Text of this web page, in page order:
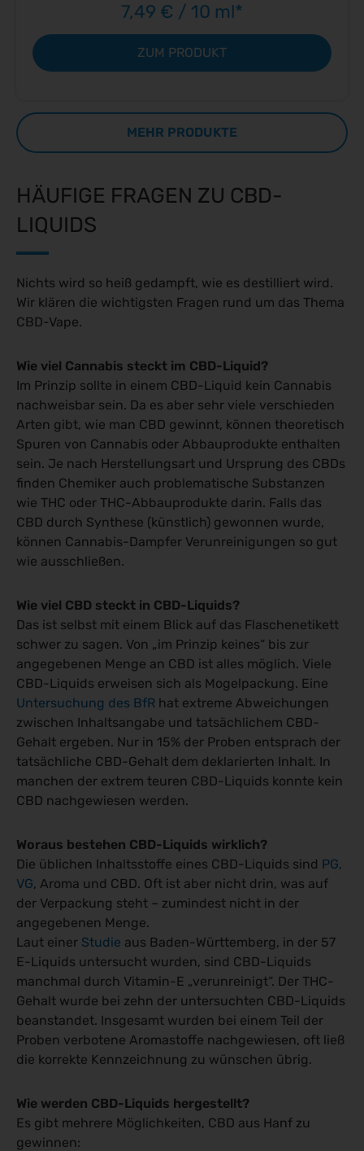
7,49 € / 10 ml*
ZUM PRODUKT
MEHR PRODUKTE
HÄUFIGE FRAGEN ZU CBD-
LIQUIDS
Nichts wird so heiß gedampft, wie es destilliert wird.
Wir klären die wichtigsten Fragen rund um das Thema
CBD-Vape.
Wie viel Cannabis steckt im CBD-Liquid?
Im Prinzip sollte in einem CBD-Liquid kein Cannabis
nachweisbar sein. Da es aber sehr viele verschieden
Arten gibt, wie man CBD gewinnt, können theoretisch
Spuren von Cannabis oder Abbauprodukte enthalten
sein. Je nach Herstellungsart und Ursprung des CBDs
finden Chemiker auch problematische Substanzen
wie THC oder THC-Abbauprodukte darin. Falls das
CBD durch Synthese (künstlich) gewonnen wurde,
können Cannabis-Dampfer Verunreinigungen so gut
wie ausschließen.
Wie viel CBD steckt in CBD-Liquids?
Das ist selbst mit einem Blick auf das Flaschenetikett
schwer zu sagen. Von „im Prinzip keines“ bis zur
angegebenen Menge an CBD ist alles möglich. Viele
CBD-Liquids erweisen sich als Mogelpackung. Eine
Untersuchung des BfR hat extreme Abweichungen
zwischen Inhaltsangabe und tatsächlichem CBD-
Gehalt ergeben. Nur in 15% der Proben entsprach der
tatsächliche CBD-Gehalt dem deklarierten Inhalt. In
manchen der extrem teuren CBD-Liquids konnte kein
CBD nachgewiesen werden.
Woraus bestehen CBD-Liquids wirklich?
Die üblichen Inhaltsstoffe eines CBD-Liquids sind PG,
VG, Aroma und CBD. Oft ist aber nicht drin, was auf
der Verpackung steht – zumindest nicht in der
angegebenen Menge.
Laut einer Studie aus Baden-Württemberg, in der 57
E-Liquids untersucht wurden, sind CBD-Liquids
manchmal durch Vitamin-E „verunreinigt“. Der THC-
Gehalt wurde bei zehn der untersuchten CBD-Liquids
beanstandet. Insgesamt wurden bei einem Teil der
Proben verbotene Aromastoffe nachgewiesen, oft ließ
die korrekte Kennzeichnung zu wünschen übrig.
Wie werden CBD-Liquids hergestellt?
Es gibt mehrere Möglichkeiten, CBD aus Hanf zu
gewinnen: